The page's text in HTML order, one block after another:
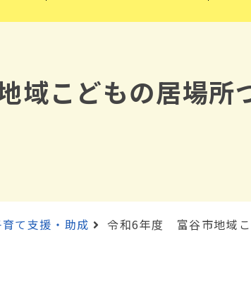
域こどもの居場
育て支援・助成 令和6年度 富谷市地域